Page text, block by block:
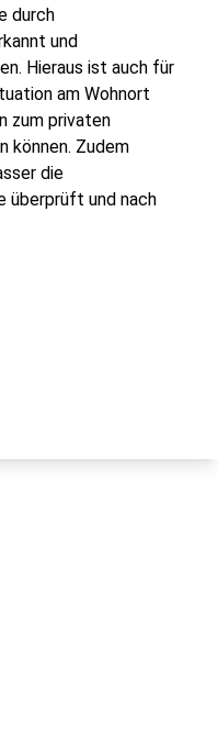
durch
und
Hieraus ist auch für
am Wohnort
zum privaten
können. Zudem
die
überprüft und nach